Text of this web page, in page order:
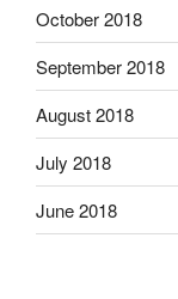
October 2018
September 2018
August 2018
July 2018
June 2018